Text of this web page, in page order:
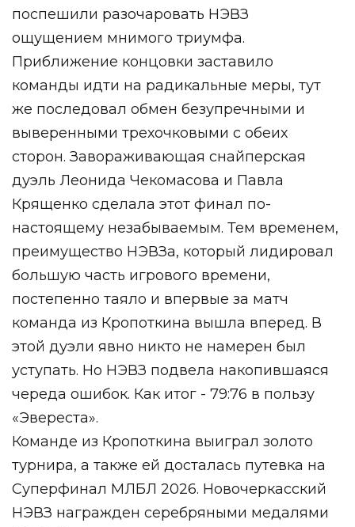
поспешили разочаровать НЭВЗ
ощущением мнимого триумфа.
Приближение концовки заставило
команды идти на радикальные меры, тут
же последовал обмен безупречными и
выверенными трехочковыми с обеих
сторон. Завораживающая снайперская
дуэль Леонида Чекомасова и Павла
Крященко сделала этот финал по-
настоящему незабываемым. Тем временем,
преимущество НЭВЗа, который лидировал
большую часть игрового времени,
постепенно таяло и впервые за матч
команда из Кропоткина вышла вперед. В
этой дуэли явно никто не намерен был
уступать. Но НЭВЗ подвела накопившаяся
череда ошибок. Как итог - 79:76 в пользу
«Эвереста».
Команде из Кропоткина выиграл золото
турнира, а также ей досталась путевка на
Суперфинал МЛБЛ 2026. Новочеркасский
НЭВЗ награжден серебряными медалями